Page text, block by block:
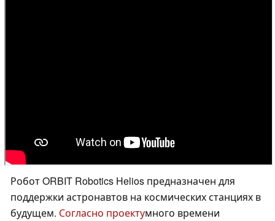
Робот ORBIT Robotics Helios предназначен для
поддержки астронавтов на космических станциях в
будущем. Согласно проектумного времени